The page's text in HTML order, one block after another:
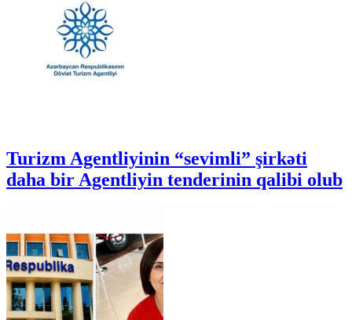
Turizm Agentliyinin “sevimli” şirkəti
daha bir Agentliyin tenderinin qalibi olub